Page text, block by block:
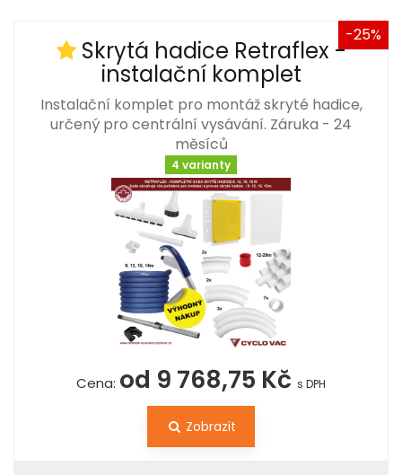
-25%
Skrytá hadice Retraflex -
instalační komplet
Instalační komplet pro montáž skryté hadice,
určený pro centrální vysávání. Záruka - 24
měsíců
4 varianty
Cena: od 9 768,75 Kč s DPH
Zobrazit